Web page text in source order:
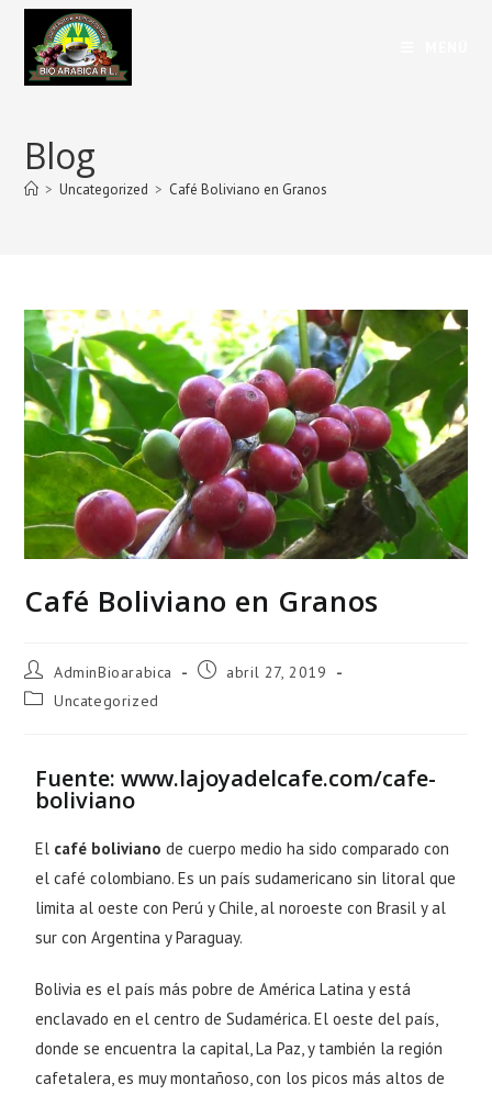
Blog
> Uncategorized > Café Boliviano en Granos
Café Boliviano en Granos
AdminBioarabica
abril 27, 2019
Uncategorized
Fuente: www.lajoyadelcafe.com/cafe-
boliviano
El café boliviano de cuerpo medio ha sido comparado con
el café colombiano. Es un país sudamericano sin litoral que
limita al oeste con Perú y Chile, al noroeste con Brasil y al
sur con Argentina y Paraguay.
Bolivia es el país más pobre de América Latina y está
enclavado en el centro de Sudamérica. El oeste del país,
donde se encuentra la capital, La Paz, y también la región
cafetalera, es muy montañoso, con los picos más altos de